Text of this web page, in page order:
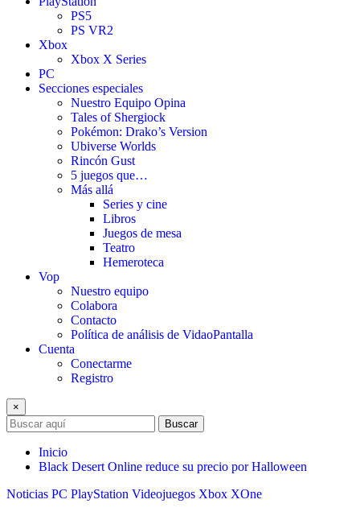
PS5
PS VR2
Xbox
Xbox X Series
PC
Secciones especiales
Nuestro Equipo Opina
Tales of Shergiock
Pokémon: Drako’s Version
Ubiverse Worlds
Rincón Gust
5 juegos que…
Más allá
Series y cine
Libros
Juegos de mesa
Teatro
Hemeroteca
Vop
Nuestro equipo
Colabora
Contacto
Política de análisis de VidaoPantalla
Cuenta
Conectarme
Registro
×
Buscar
Inicio
Black Desert Online reduce su precio por Halloween
Noticias PC PlayStation Videojuegos Xbox XOne